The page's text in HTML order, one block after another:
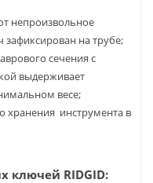
непроизвольное
зафиксирован на трубе;
сечения с
выдерживает
весе;
хранения инструмента в
ключей RIDGID: